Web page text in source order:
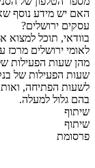
האם יש מידע נוסף
עסקים ירושלים?
בוודאי, תוכל למצוא
לאומי ירושלים מרכז
מהן שעות הפעילות
שעות הפעילות של
לשעות הפתיחה,
בהם גלול למעלה.
שיתוף
שיתוף
פרסומת